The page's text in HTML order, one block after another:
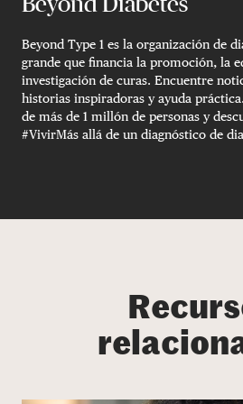
Beyond Type 1 es la organización de
grande que financia la promoción, la
investigación de curas. Encuentre
historias inspiradoras y ayuda
de más de 1 millón de personas y
#VivirMás allá de un diagnóstico de